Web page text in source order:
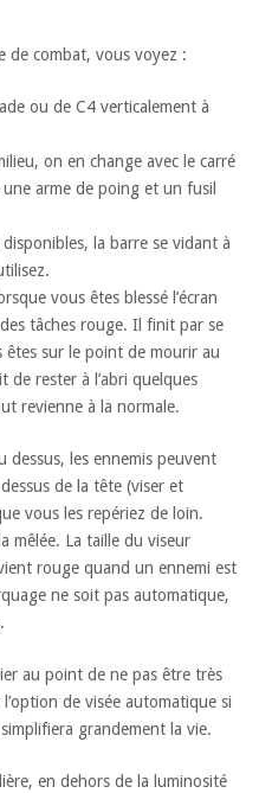
de combat, vous voyez :
ou de C4 verticalement à
on en change avec le carré
arme de poing et un fusil
la barre se vidant à
vous êtes blessé l’écran
tâches rouge. Il finit par se
êtes sur le point de mourir au
rester à l’abri quelques
revienne à la normale.
dessus, les ennemis peuvent
de la tête (viser et
vous les repériez de loin.
mêlée. La taille du viseur
rouge quand un ennemi est
ne soit pas automatique,
au point de ne pas être très
de visée automatique si
grandement la vie.
en dehors de la luminosité